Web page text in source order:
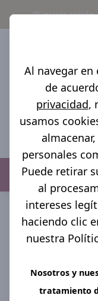
iniciar sesión
inicio >
Puebla > conac >
CONAC
2021 | trimestre
Al navegar
de
privacidad,
usamos
personales
Puede retirar
al
intereses
haciendo clic
nuestra
Nosotros y
tratamiento